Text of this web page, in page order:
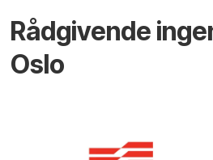
Rådgivende
Oslo